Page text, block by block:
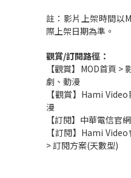
註：影片上架時間以
際上架日期為準。
觀賞/訂閱路徑：
【觀賞】MOD首頁 >
劇、動漫
【觀賞】Hami
漫
【訂閱】中華電信官
【訂閱】Hami
> 訂閱方案(天數型)